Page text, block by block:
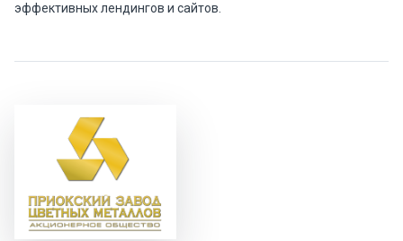
эффективных лендингов и сайтов.